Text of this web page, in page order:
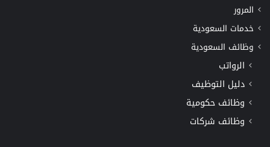
المرور
خدمات السعودية
وظائف السعودية
الرواتب
دليل التوظيف
وظائف حكومية
وظائف شركات